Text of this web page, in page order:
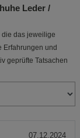
Leder /
das jeweilige
Erfahrungen und
geprüfte Tatsachen
07.12.2024